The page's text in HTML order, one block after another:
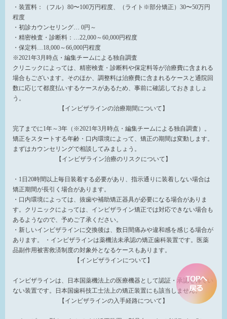
・装置料：（フル）80〜100万円程度、（ライト※部分矯正）30〜50万円
程度
・初診カウンセリング… 0円～
・精密検査・診断料：…22,000～60,000円程度
・保定料…18,000～66,000円程度
※2021年3月時点・編集チームによる独自調査
クリニックによっては、精密検査・診断料や保定料等が治療費に含まれる
場合もございます。そのほか、調整料は治療費に含まれるケースと通院回
数に応じて都度払いするケースがあるため、事前に確認しておきましょ
う。
【インビザラインの治療期間について】
完了までに1年～3年（※2021年3月時点・編集チームによる独自調査）。
矯正をスタートする年齢・口内環境によって、矯正の期間は変動します。
まずはカウンセリングで相談してみましょう。
【インビザライン治療のリスクについて】
・1日20時間以上毎日装着する必要があり、指示通りに装着しない場合は
矯正期間が長引く場合があります。
・口内環境によっては、抜歯や補助矯正器具が必要になる場合がありま
す。クリニックによっては、インビザライン矯正では対応できない場合も
あるようなので、予めご了承ください。
・新しいインビザラインに交換後は、数日間痛みや違和感を感じる場合が
あります。 ・インビザラインは薬機法未承認の矯正歯科装置です。医薬
品副作用被害救済制度の対象外となるケースもあります。
【インビザラインについて】
インビザラインは、日本国薬機法上の医療機器として認証・承認を得てい
ない装置です。日本国歯科技工士法上の矯正装置にも該当しません。
【インビザラインの入手経路について】